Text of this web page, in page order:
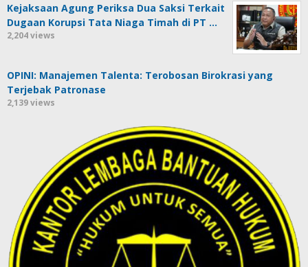
Kejaksaan Agung Periksa Dua Saksi Terkait
Dugaan Korupsi Tata Niaga Timah di PT …
2,204 views
OPINI: Manajemen Talenta: Terobosan Birokrasi yang
Terjebak Patronase
2,139 views